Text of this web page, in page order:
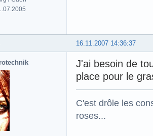
16.11.2007 14:36:37
J'ai besoin de
place pour le
C'est drôle les
roses...